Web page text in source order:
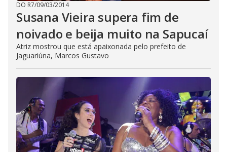
DO R7/09/03/2014
Susana Vieira supera fim de
noivado e beija muito na Sapucaí
Atriz mostrou que está apaixonada pelo prefeito de
Jaguariúna, Marcos Gustavo